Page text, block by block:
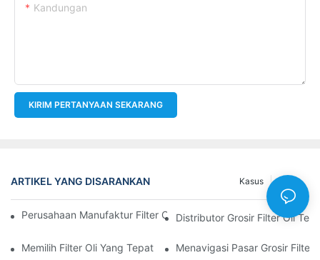
Kandungan
KIRIM PERTANYAAN SEKARANG
ARTIKEL YANG DISARANKAN Berita
Kasus
Perusahaan Manufaktur Filter Oli Teratas: Tinjauan
Distributor Grosir Filter Oli
Memilih Filter Oli Yang Tepat Untuk Model Kendaraan Anda:
Menavigasi Pasar Grosir Filter